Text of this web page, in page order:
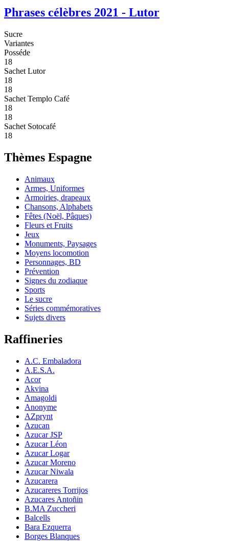
Phrases célèbres 2021 - Lutor
Sucre
Variantes
Posséde
18
Sachet Lutor
18
18
Sachet Templo Café
18
18
Sachet Sotocafé
18
Thèmes Espagne
Animaux
Armes, Uniformes
Armoiries, drapeaux
Chansons, Alphabets
Fêtes (Noël, Pâques)
Fleurs et Fruits
Jeux
Monuments, Paysages
Moyens locomotion
Personnages, BD
Prévention
Signes du zodiaque
Sports
Le sucre
Séries commémoratives
Sujets divers
Raffineries
A.C. Embaladora
A.E.S.A.
Acor
Akvina
Amagoldi
Anonyme
AZprynt
Azucan
Azucar JSP
Azucar Léon
Azucar Logar
Azucar Moreno
Azucar Niwala
Azucarera
Azucareres Torrijos
Azucares Antoñin
B.MA Zuccheri
Balcells
Bara Ezquerra
Borges Blanques